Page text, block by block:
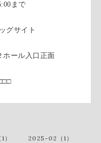
まで
グサイト
ホール入口正面
2025-02（1）